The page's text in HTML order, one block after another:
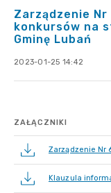
Zarządzenie
konkursów na
Gminę Lubań
2023-01-25 14:42
ZAŁĄCZNIKI
Zarządzenie Nr
Klauzula